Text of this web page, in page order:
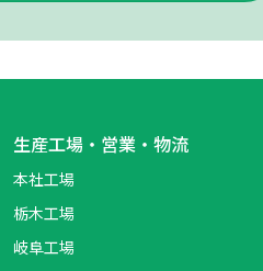
生産工場・営業・物流
本社工場
栃木工場
岐阜工場